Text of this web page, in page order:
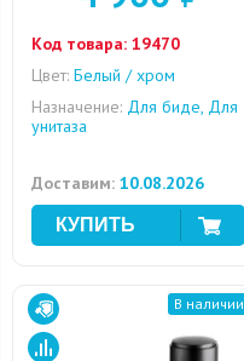
Код товара: 19470
Цвет: Белый / хром
Назначение: Для биде, Для
унитаза
Доставим: 10.08.2026
В наличии